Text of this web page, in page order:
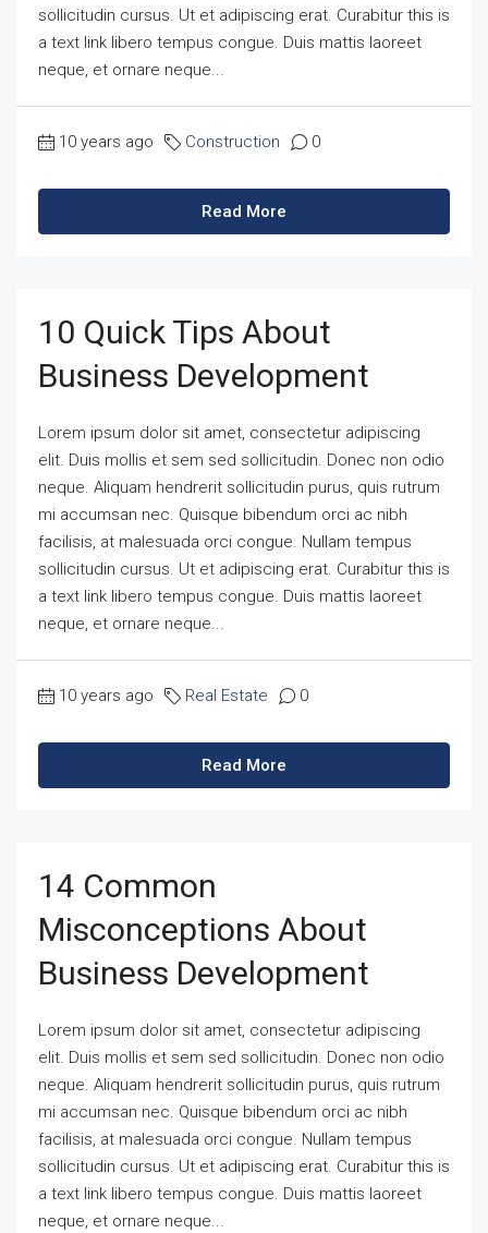
sollicitudin cursus. Ut et adipiscing erat. Curabitur this is
a text link libero tempus congue. Duis mattis laoreet
neque, et ornare neque...
10 years ago Construction 0
Read More
10 Quick Tips About
Business Development
Lorem ipsum dolor sit amet, consectetur adipiscing
elit. Duis mollis et sem sed sollicitudin. Donec non odio
neque. Aliquam hendrerit sollicitudin purus, quis rutrum
mi accumsan nec. Quisque bibendum orci ac nibh
facilisis, at malesuada orci congue. Nullam tempus
sollicitudin cursus. Ut et adipiscing erat. Curabitur this is
a text link libero tempus congue. Duis mattis laoreet
neque, et ornare neque...
10 years ago Real Estate 0
Read More
14 Common
Misconceptions About
Business Development
Lorem ipsum dolor sit amet, consectetur adipiscing
elit. Duis mollis et sem sed sollicitudin. Donec non odio
neque. Aliquam hendrerit sollicitudin purus, quis rutrum
mi accumsan nec. Quisque bibendum orci ac nibh
facilisis, at malesuada orci congue. Nullam tempus
sollicitudin cursus. Ut et adipiscing erat. Curabitur this is
a text link libero tempus congue. Duis mattis laoreet
neque, et ornare neque...